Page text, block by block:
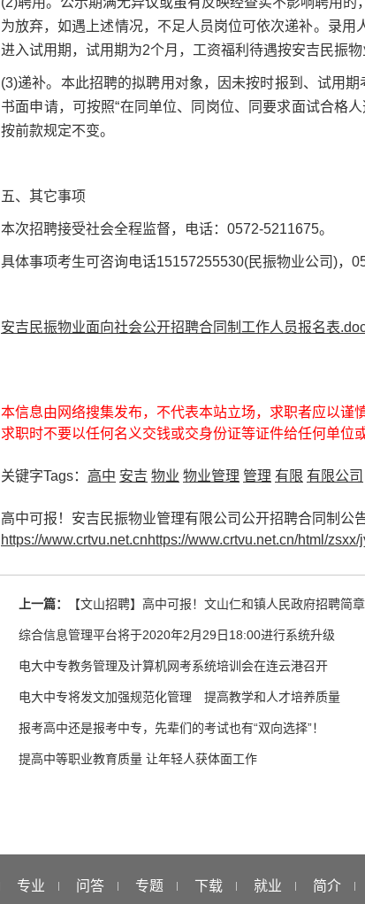
为放弃，如遇上述情况，不足人员岗位可依次递补。录
进入试用期，试用期为2个月，工资福利待遇按安吉民振
(3)递补。本此招聘的拟聘用对象，因未按时报到、试用
书面申请，可按照“在同单位、同岗位、同要求面试合格
按前款规定不变。
五、其它事项
本次招聘接受社会全程监督，电话：0572-5211675。
具体事项考生可咨询电话15157255530(民振物业公司)，
安吉民振物业面向社会公开招聘合同制工作人员报名表
本信息由网络搜集发布，不代表本站立场，求职者应以谨
求职时不要以任何名义交钱或交身份证等证件给任何单位
关键字Tags： 高中 安吉 物业 物业管理 管理 有限 有限公司
高中可报！安吉民振物业管理有限公司公开招聘合同制公
https://www.crtvu.net.cnhttps://www.crtvu.net.cn/html/zsxx/
上一篇： 【文山招聘】高中可报！文山仁和镇人民政府招聘简章
综合信息管理平台将于2020年2月29日18:00进行系统升级
电大中专教务管理及计算机网考系统培训会在连云港召开
电大中专将发文加强规范化管理 提高教学和人才培养质量
报考高中还是报考中专，先辈们的考试也有“双向选择”！
提高中等职业教育质量 让年轻人获体面工作
专业 问答 专题 下载 就业 简介